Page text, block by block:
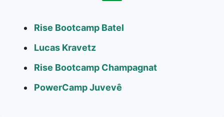
Rise Bootcamp Batel
Lucas Kravetz
Rise Bootcamp Champagnat
PowerCamp Juvevê